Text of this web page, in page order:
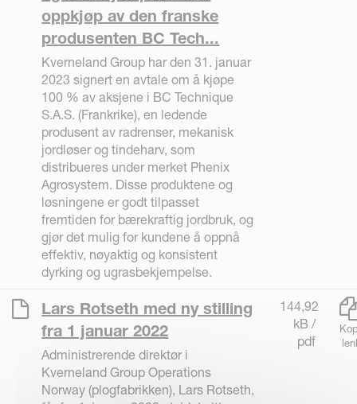
oppkjøp av den franske
produsenten BC Tech...
Kverneland Group har den 31. januar
2023 signert en avtale om å kjøpe
100 % av aksjene i BC Technique
S.A.S. (Frankrike), en ledende
produsent av radrenser, mekanisk
jordløser og tindeharv, som
distribueres under merket Phenix
Agrosystem. Disse produktene og
løsningene er godt tilpasset
fremtiden for bærekraftig jordbruk, og
gjør det mulig for kundene å oppnå
effektiv, nøyaktig og konsistent
dyrking og ugrasbekjempelse.
Lars Rotseth med ny stilling
fra 1 januar 2022
Administrerende direktør i
Kverneland Group Operations
Norway (plogfabrikken), Lars Rotseth,
144,92
kB /
pdf